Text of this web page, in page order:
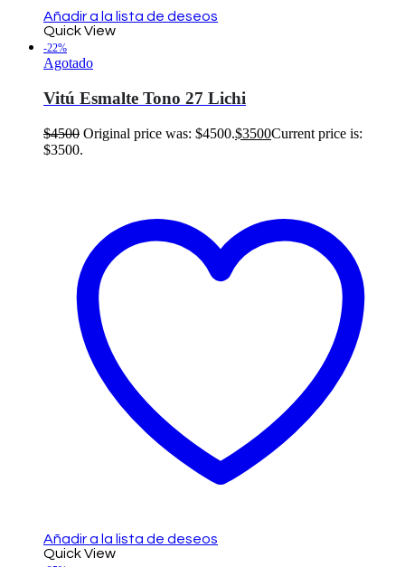
Añadir a la lista de deseos
Quick View
-22%
Agotado
Vitú Esmalte Tono 27 Lichi
$4500 Original price was: $4500.$3500Current price is:
$3500.
Añadir a la lista de deseos
Quick View